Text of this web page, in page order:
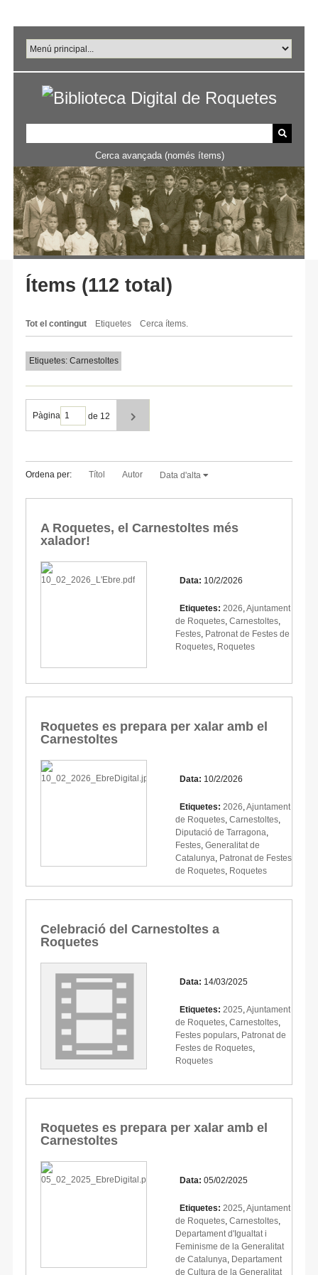
principal
Cerca avançada (només ítems)
Ítems (112 total)
Tot el contingut Etiquetes Cerca ítems.
Etiquetes: Carnestoltes
Pàgina de 12
Ordena per: Títol Autor Data d'alta
A Roquetes, el Carnestoltes més
xalador!
Data: 10/2/2026
Etiquetes: 2026 Ajuntament
de Roquetes Carnestoltes
Festes Patronat de Festes de
Roquetes Roquetes
Roquetes es prepara per xalar amb el
Carnestoltes
Data: 10/2/2026
Etiquetes: 2026 Ajuntament
de Roquetes Carnestoltes
Diputació de Tarragona
Festes Generalitat de
Catalunya Patronat de Festes
de Roquetes Roquetes
Celebració del Carnestoltes a
Roquetes
Data: 14/03/2025
Etiquetes: 2025 Ajuntament
de Roquetes Carnestoltes
Festes populars Patronat de
Festes de Roquetes
Roquetes
Roquetes es prepara per xalar amb el
Carnestoltes
Data: 05/02/2025
Etiquetes: 2025 Ajuntament
de Roquetes Carnestoltes
Departament d'Igualtat i
Feminisme de la Generalitat
de Catalunya Departament
de Cultura de la Generalitat